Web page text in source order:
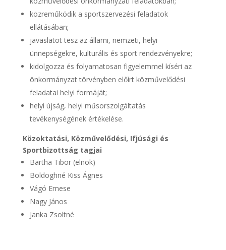
közreműködik a sportszervezési feladatok
ellátásában;
javaslatot tesz az állami, nemzeti, helyi
ünnepségekre, kulturális és sport rendezvényekre;
kidolgozza és folyamatosan figyelemmel kíséri az
önkormányzat törvényben előírt közművelődési
feladatai helyi formáját;
helyi újság, helyi műsorszolgáltatás
tevékenységének értékelése.
Közoktatási, Közművelődési, Ifjúsági és
Sportbizottság tagjai
Bartha Tibor (elnök)
Boldoghné Kiss Ágnes
Vágó Emese
Nagy János
Janka Zsoltné